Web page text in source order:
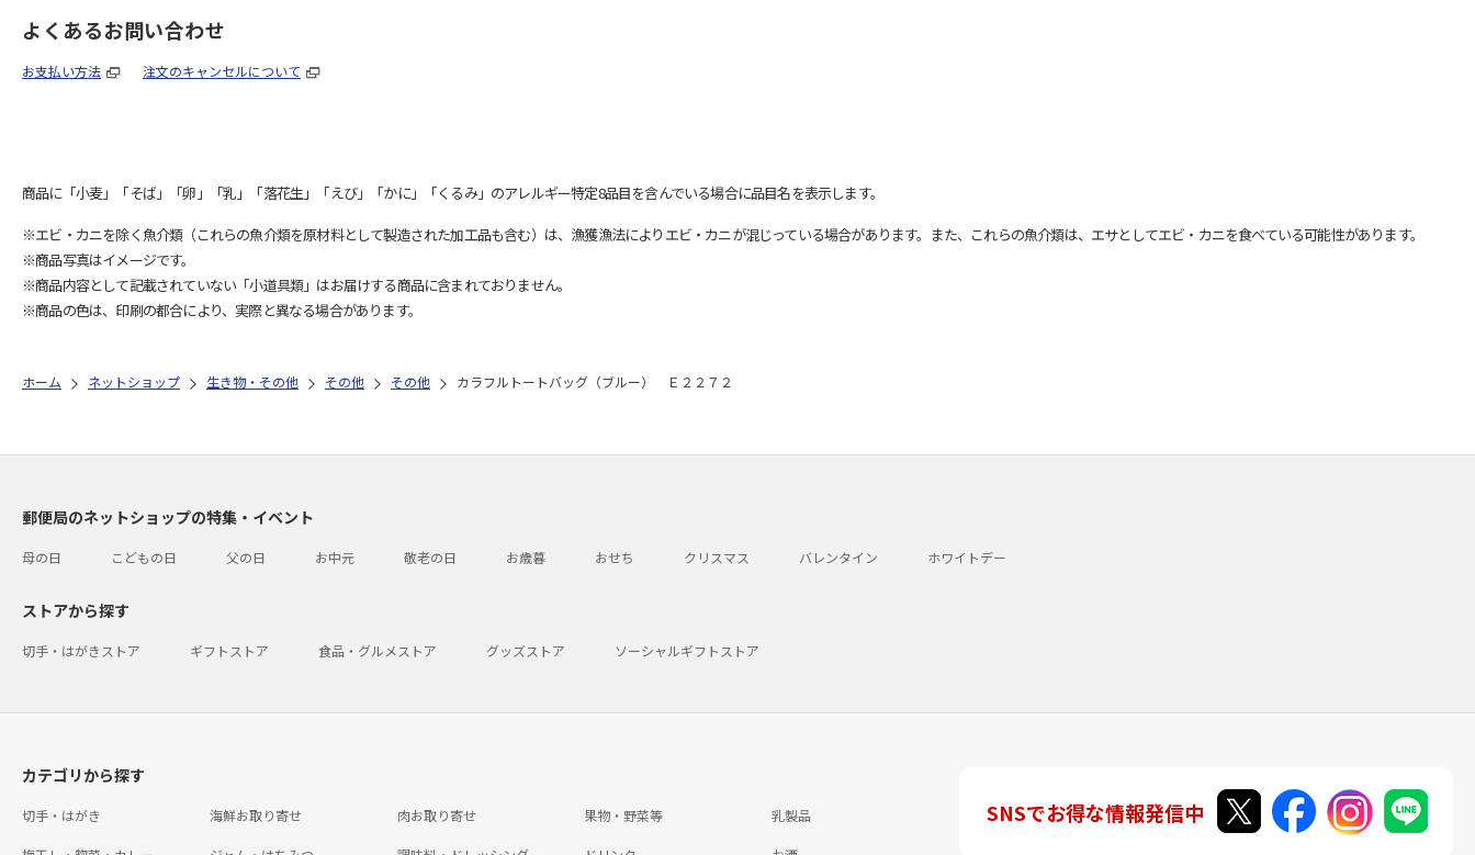
よくあるお問い合わせ
お支払い方法 注文のキャンセルについて
商品に「小麦」「そば」「卵」「乳」「落花生」「えび」「かに」「くるみ」のアレルギー特定8品目を含んでいる場合に品目名を表示します。
※エビ・カニを除く魚介類（これらの魚介類を原材料として製造された加工品も含む）は、漁獲漁法によりエビ・カニが混じっている場合があります。また、これらの魚介類は、エサとしてエビ・カニを食べている可能性があります。
※商品写真はイメージです。
※商品内容として記載されていない「小道具類」はお届けする商品に含まれておりません。
※商品の色は、印刷の都合により、実際と異なる場合があります。
ホーム ネットショップ 生き物・その他 その他 その他 カラフルトートバッグ（ブルー） Ｅ２２７２
郵便局のネットショップの特集・イベント
母の日 こどもの日 父の日 お中元 敬老の日 お歳暮 おせち クリスマス バレンタイン ホワイトデー
ストアから探す
切手・はがきストア ギフトストア 食品・グルメストア グッズストア ソーシャルギフトストア
カテゴリから探す
切手・はがき 海鮮お取り寄せ 肉お取り寄せ 果物・野菜等 乳製品 SNSでお得な情報発信中